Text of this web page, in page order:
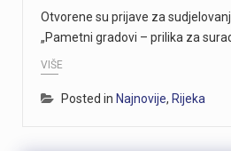
Otvorene su prijave za
„Pametni gradovi – prilika za
VIŠE
Posted in Najnovije, Rijeka